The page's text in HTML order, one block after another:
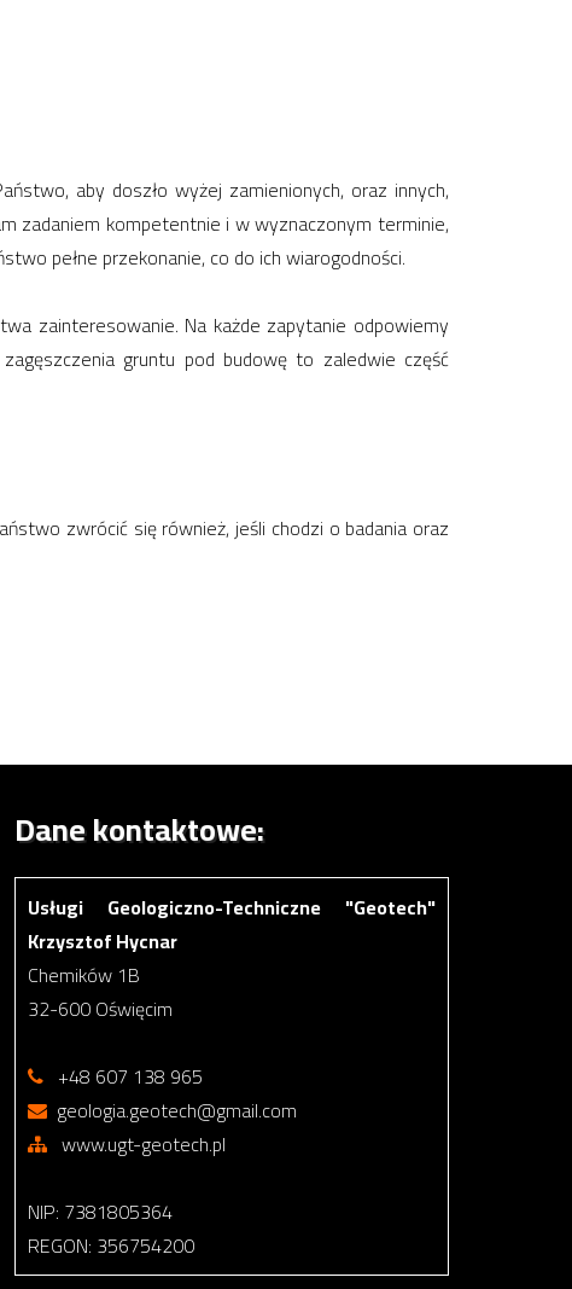
aby doszło wyżej zamienionych, oraz innych,
zadaniem kompetentnie i w wyznaczonym terminie,
pełne przekonanie, co do ich wiarogodności.
zainteresowanie. Na każde zapytanie odpowiemy
gruntu pod budowę to zaledwie część
zwrócić się również, jeśli chodzi o badania oraz
Dane kontaktowe:
Usługi Geologiczno-Techniczne "Geotech"
Krzysztof Hycnar
Chemików 1B
32-600 Oświęcim
+48 607 138 965
geologia.geotech@gmail.com
www.ugt-geotech.pl
NIP: 7381805364
REGON: 356754200